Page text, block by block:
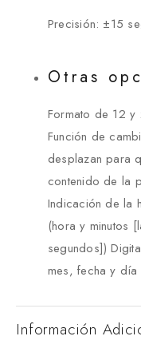
Precisión: ±15
Otras
Formato de 12 y
Función de
desplazan para
contenido de la
Indicación de la
(hora y minutos
segundos])
mes, fecha y día
Información